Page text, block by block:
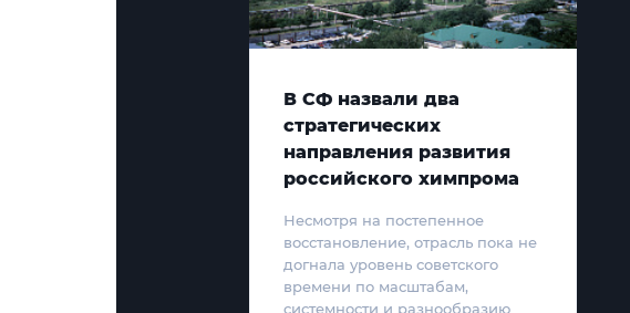
В СФ назвали два
стратегических
направления развития
российского химпрома
Несмотря на постепенное
восстановление, отрасль пока не
догнала уровень советского
времени по масштабам,
системности и разнообразию